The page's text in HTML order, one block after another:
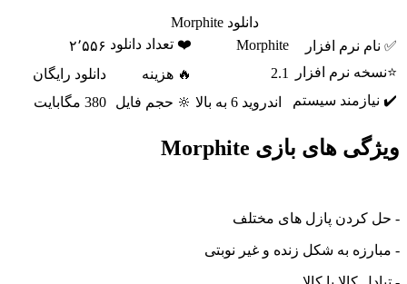
دانلود Morphite
✅ نام نرم افزار
Morphite ❤️ تعداد دانلود ۲٬۵۵۶
⭐نسخه نرم افزار
2.1 🔥 هزینه
دانلود رایگان
✔️ نیازمند سیستم
اندروید 6 به بالا 🔆 حجم فایل 380 مگابایت
ویژگی های بازی Morphite
- حل کردن پازل های مختلف
- مبارزه به شکل زنده و غیر نوبتی